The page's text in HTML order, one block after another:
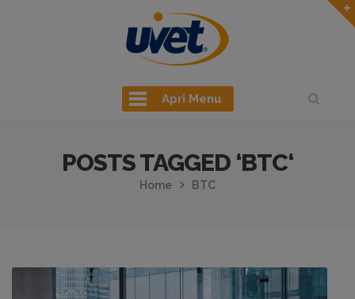
Apri Menu
POSTS TAGGED ‘BTC‘
Home BTC